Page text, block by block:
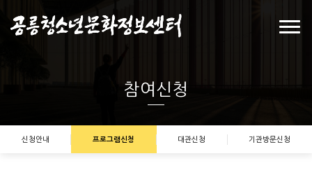
참여신청
신청안내 프로그램신청 대관신청 기관방문신청